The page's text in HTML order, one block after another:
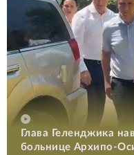
Глава Геленджика
больнице Архипо-